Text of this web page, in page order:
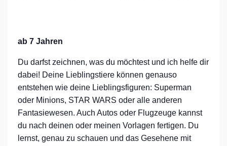
ab 7 Jahren
Du darfst zeichnen, was du möchtest und ich helfe dir
dabei! Deine Lieblingstiere können genauso
entstehen wie deine Lieblingsfiguren: Superman
oder Minions, STAR WARS oder alle anderen
Fantasiewesen. Auch Autos oder Flugzeuge kannst
du nach deinen oder meinen Vorlagen fertigen. Du
lernst, genau zu schauen und das Gesehene mit